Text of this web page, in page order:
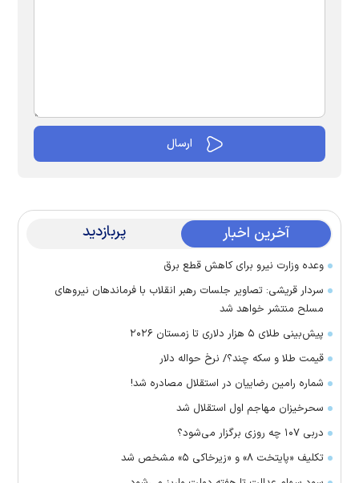
آخرین اخبار پربازدید
وعده وزارت نیرو برای کاهش قطع برق
سردار قریشی: تصاویر جلسات رهبر انقلاب با فرماندهان نیرو‌های
مسلح منتشر خواهد شد
پیش‌بینی طلای ۵ هزار دلاری تا زمستان ۲۰۲۶
قیمت طلا و سکه چند؟/ نرخ حواله دلار
شماره رامین رضاییان در استقلال مصادره شد!
سحرخیزان مهاجم اول استقلال شد
دربی ۱۰۷ چه روزی برگزار می‌شود؟
تکلیف «پایتخت ۸» و «زیرخاکی ۵» مشخص شد